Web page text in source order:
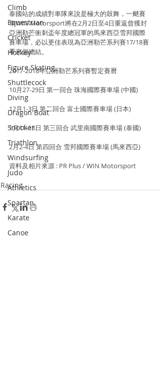
Climb
Equestrian
Cricket
Hockey
Figure Skating
Shuttlecock
Diving
Dragon Boat
Snooker
Triathlon
Windsurfing
Judo
Athletics
Spartan
Karate
Canoe
泰國站的成績對車隊來說是極大的鼓舞，一颷賽
車WIN Motorsport將在2月2日至4日重返曾獲封
亞洲勒芒衝刺盃年度總冠軍的馬來西亞雪邦國際
賽車場，必以更佳表現為亞洲勒芒系列賽17/18賽
季來個總結。
2017-2018年亞洲勒芒系列賽暫定賽曆
10月27-29日 第一回合 珠海國際賽車場 (中國)
12月1-3日 第二回合 富士國際賽車場 (日本)
1月11-13日 第三回合 武里南國際賽車場 (泰國)
2月2-4日 第四回合 雪邦國際賽車場 (馬來西亞)
資料及相片來源 : PR Plus / WIN Motorsport
Racing